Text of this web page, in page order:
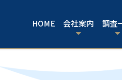
HOME 会社案内 調査